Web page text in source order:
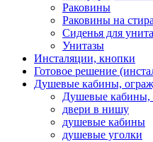
Раковины
Раковины на
Сиденья для
Унитазы
Инсталяции, кнопки
Готовое решение
Душевые кабины,
Душевые кабины,
двери в нишу
душевые кабины
душевые уголки